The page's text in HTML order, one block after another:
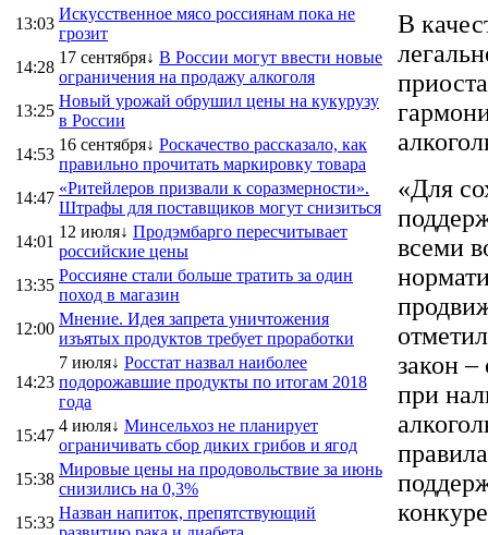
13:03
Искусственное мясо россиянам пока не
грозит
14:28
17 сентября↓ В России могут ввести новые
ограничения на продажу алкоголя
13:25
Новый урожай обрушил цены на кукурузу
в России
14:53
16 сентября↓ Роскачество рассказало, как
правильно прочитать маркировку товара
14:47
«Ритейлеров призвали к соразмерности».
Штрафы для поставщиков могут снизиться
14:01
12 июля↓ Продэмбарго пересчитывает
российские цены
13:35
Россияне стали больше тратить за один
поход в магазин
12:00
Мнение. Идея запрета уничтожения
изъятых продуктов требует проработки
14:23
7 июля↓ Росстат назвал наиболее
подорожавшие продукты по итогам 2018
года
15:47
4 июля↓ Минсельхоз не планирует
ограничивать сбор диких грибов и ягод
15:38
Мировые цены на продовольствие за июнь
снизились на 0,3%
15:33
Назван напиток, препятствующий
В
«Для
всеми
закон
при